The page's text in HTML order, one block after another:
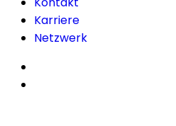
Karriere
Netzwerk